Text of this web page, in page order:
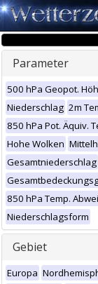
Parameter
500 hPa Geopot.
Niederschlag 2m
850 hPa Pot. Äquiv.
Hohe Wolken
Gesamtniederschlag
850 hPa Temp.
Niederschlagsform
Gebiet
Europa